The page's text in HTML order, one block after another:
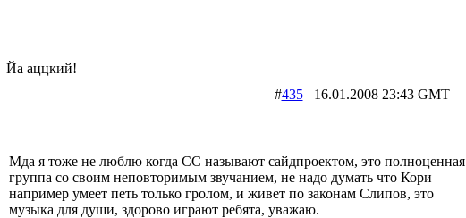
Йа аццкий!
#43516.01.2008 23:43 GMT
Мда я тоже не люблю когда СС называют сайдпроектом, это полноценная
группа со своим неповторимым звучанием, не надо думать что Кори
например умеет петь только гролом, и живет по законам Слипов, это
музыка для души, здорово играют ребята, уважаю.